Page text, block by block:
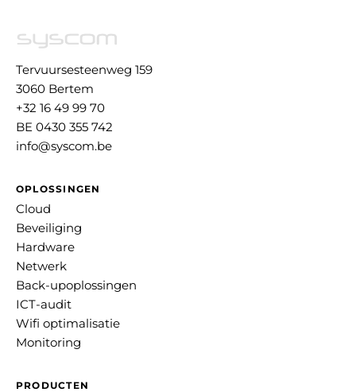
Tervuursesteenweg 159
3060 Bertem
+32 16 49 99 70
BE 0430 355 742
info@syscom.be
OPLOSSINGEN
Cloud
Beveiliging
Hardware
Netwerk
Back-upoplossingen
ICT-audit
Wifi optimalisatie
Monitoring
PRODUCTEN